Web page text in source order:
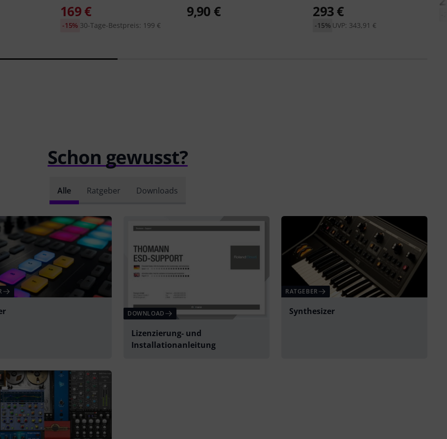
169 €
30-Tage-Bestpreis: 199 €
-15%
9,90 € 293 €
UVP: 343,91 €
-15%
Schon gewusst?
Alle Ratgeber Downloads
DOWNLOAD
Lizenzierung- und
Installationanleitung
RATGEBER
Synthesizer